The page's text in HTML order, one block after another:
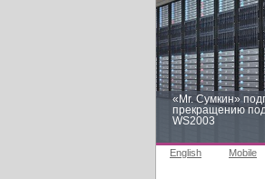
«Mr. Сумкин»
прекращению
WS2003
English Mobile